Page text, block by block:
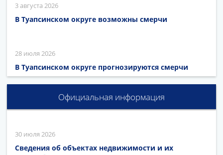
3 августа 2026
В Туапсинском округе возможны смерчи
28 июля 2026
В Туапсинском округе прогнозируются смерчи
Официальная информация
30 июля 2026
Сведения об объектах недвижимости и их